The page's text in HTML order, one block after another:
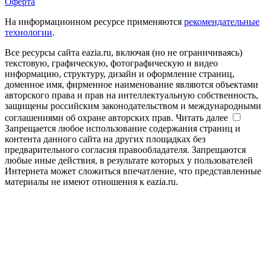
На информационном ресурсе применяются рекомендательные
технологии.
Все ресурсы сайта eazia.ru, включая (но не ограничиваясь)
текстовую, графическую, фотографическую и видео
информацию, структуру, дизайн и оформление страниц,
доменное имя, фирменное наименование являются объектами
авторского права и прав на интеллектуальную собственность,
защищены российским законодательством и международными
соглашениями об охране авторских прав. Читать далее
Запрещается любое использование содержания страниц и
контента данного сайта на других площадках без
предварительного согласия правообладателя. Запрещаются
любые иные действия, в результате которых у пользователей
Интернета может сложиться впечатление, что представленные
материалы не имеют отношения к eazia.ru.